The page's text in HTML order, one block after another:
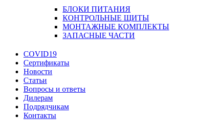
БЛОКИ ПИТАНИЯ
КОНТРОЛЬНЫЕ ЩИТЫ
МОНТАЖНЫЕ КОМПЛЕКТЫ
ЗАПАСНЫЕ ЧАСТИ
COVID19
Сертификаты
Новости
Статьи
Вопросы и ответы
Дилерам
Подрядчикам
Контакты